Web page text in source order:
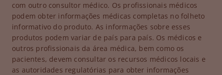
com outro consultor médico. Os profissionais médicos
podem obter informações médicas completas no folheto
informativo do produto. As informações sobre esses
produtos podem variar de país para país. Os médicos e
outros profissionais da área médica, bem como os
pacientes, devem consultar os recursos médicos locais e
as autoridades regulatórias para obter informações